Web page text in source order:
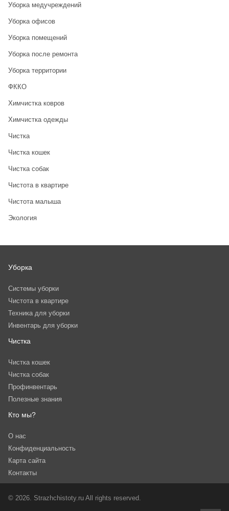
Уборка медучреждений
Уборка офисов
Уборка помещений
Уборка после ремонта
Уборка территории
ФККО
Химчистка ковров
Химчистка одежды
Чистка
Чистка кошек
Чистка собак
Чистота в квартире
Чистота малыша
Экология
Уборка
Системы уборки
Чистота в квартире
Техника для уборки
Инвентарь для уборки
Чистка
Чистка кошек
Чистка собак
Профинвентарь
Полезные знания
Кто мы?
О нас
Конфиденциальность
Карта сайта
Контакты
© 2026. Strazhchistoty.ru All rights reserved.